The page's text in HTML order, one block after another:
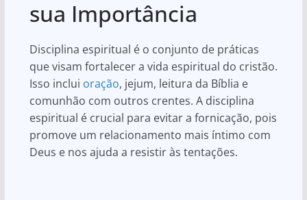
sua Importância
Disciplina espiritual é o conjunto de práticas
que visam fortalecer a vida espiritual do cristão.
Isso inclui oração, jejum, leitura da Bíblia e
comunhão com outros crentes. A disciplina
espiritual é crucial para evitar a fornicação, pois
promove um relacionamento mais íntimo com
Deus e nos ajuda a resistir às tentações.